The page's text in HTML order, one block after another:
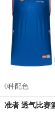
0种配色